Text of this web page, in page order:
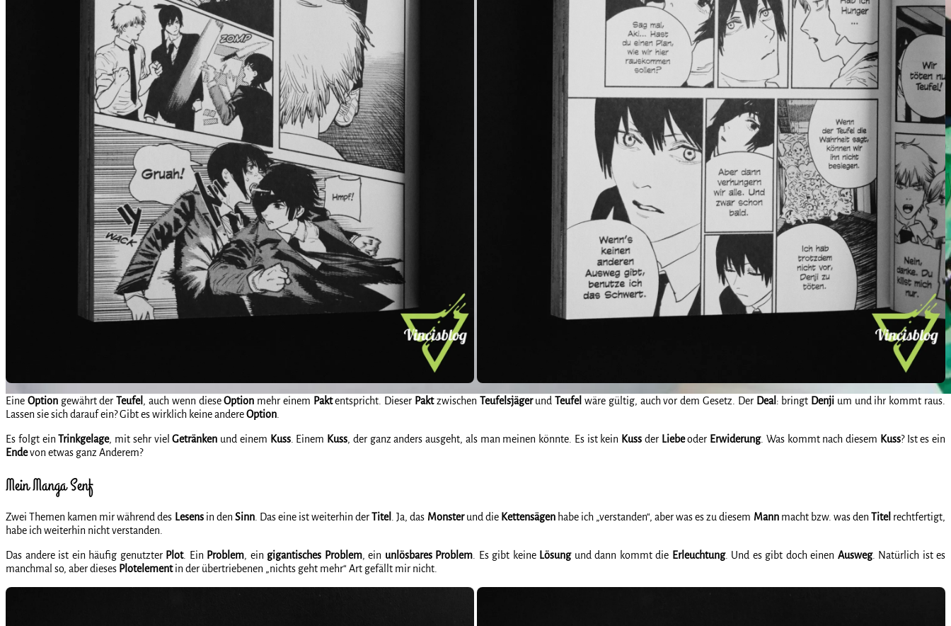
Eine Optiongewährt derTeufel , auch wenn dieseOption mehr einem Paktentspricht. Dieser Paktzwischen TeufelsjägerundTeufel wäre gültig, auch vor dem Gesetz. Der Deal : bringt Denji um und ihr kommt raus.
Lassen sie sich darauf ein? Gibt es wirklich keine andereOption
Es folgt einTrinkgelage, mit sehr vielGetränken und einem Kuss. Einem Kuss, der ganz anders ausgeht, als man meinen könnte. Es ist kein Kuss der Liebeoder Erwiderung. Was kommt nach diesem Kuss? Ist es ein
Endevon etwas ganz Anderem?
Mein Manga Senf
Zwei Themen kamen mir während des Lesensin denSinn. Das eine ist weiterhin derTitel . Ja, das Monsterund die Kettensägenhabe ich „verstanden“, aber was es zu diesem Mannmacht bzw. was denTitel rechtfertigt,
habe ich weiterhin nicht verstanden.
Das andere ist ein häufig genutzter Plot. Ein Problem, ein gigantisches Problem, ein unlösbares Problem. Es gibt keine Lösungund dann kommt die Erleuchtung. Und es gibt doch einen Ausweg. Natürlich ist es
manchmal so, aber dieses Plotelementin der übertriebenen „nichts geht mehr“ Art gefällt mir nicht.